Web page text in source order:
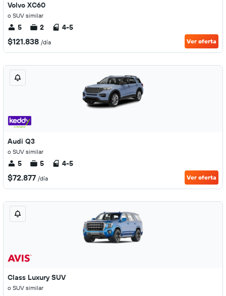
Volvo XC60
o SUV similar
5 2 4-5
$121.838 /día Ver oferta
Audi Q3
o SUV similar
5 5 4-5
$72.877 /día Ver oferta
Class Luxury SUV
o SUV similar